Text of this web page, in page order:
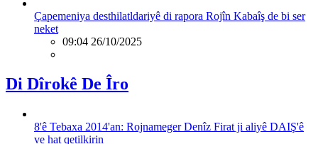
Çapemeniya desthilatldariyê di rapora Rojîn Kabaîş de bi ser
neket
09:04 26/10/2025
Di Dîrokê De Îro
8'ê Tebaxa 2014'an: Rojnameger Denîz Firat ji aliyê DAIŞ'ê
ve hat qetilkirin